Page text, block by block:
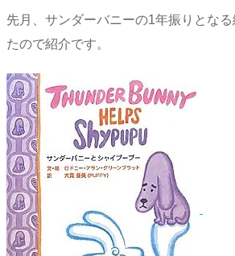
先月、サンダーバニーの1年振りとな
たので紹介です。